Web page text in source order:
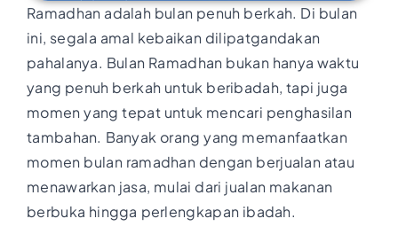
Ramadhan adalah bulan penuh berkah. Di bulan
ini, segala amal kebaikan dilipatgandakan
pahalanya. Bulan Ramadhan bukan hanya waktu
yang penuh berkah untuk beribadah, tapi juga
momen yang tepat untuk mencari penghasilan
tambahan. Banyak orang yang memanfaatkan
momen bulan ramadhan dengan berjualan atau
menawarkan jasa, mulai dari jualan makanan
berbuka hingga perlengkapan ibadah.